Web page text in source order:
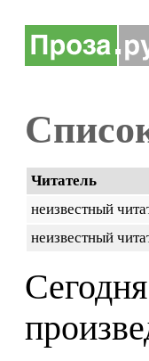
Читатель
неизвестный
неизвестный
Сегодня